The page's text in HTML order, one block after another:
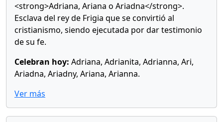
<strong>Adriana, Ariana o Ariadna</strong>.
Esclava del rey de Frigia que se convirtió al
cristianismo, siendo ejecutada por dar testimonio
de su fe.
Celebran hoy: Adriana, Adrianita, Adrianna, Ari,
Ariadna, Ariadny, Ariana, Arianna.
Ver más